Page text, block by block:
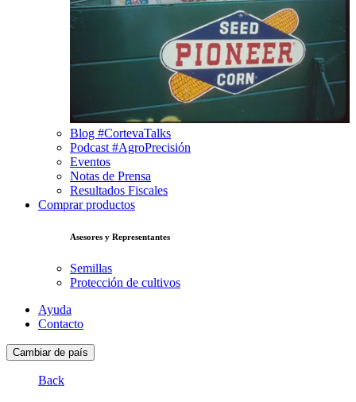
Blog #CortevaTalks
Podcast #AgroPrecisión
Eventos
Notas de Prensa
Resultados Fiscales
Comprar productos
Asesores y Representantes
Semillas
Protección de cultivos
Ayuda
Contacto
Cambiar de país
Back